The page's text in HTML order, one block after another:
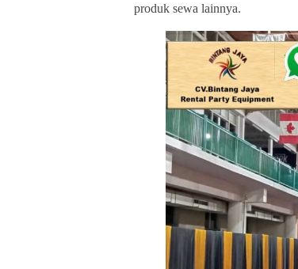
produk sewa lainnya.